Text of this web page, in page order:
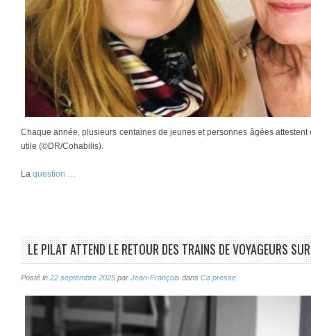
Chaque année, plusieurs centaines de jeunes et personnes âgées attestent
utile (©DR/Cohabilis).
La question …
LE PILAT ATTEND LE RETOUR DES TRAINS DE VOYAGEURS
Posté le 22 septembre 2025 par Jean-François dans Ca presse